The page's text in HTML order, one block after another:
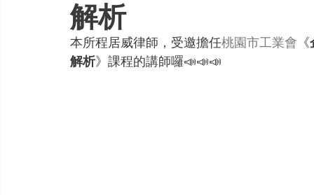
解析
本所程居威律師，受邀擔任桃園市工業會 《
解析》課程的講師囉📣📣📣